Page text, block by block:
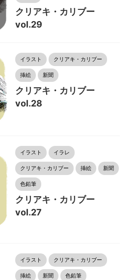
クリアキ・カリブー
vol.29
イラスト クリアキ・カリブー
挿絵 新聞
クリアキ・カリブー
vol.28
イラスト イラレ
クリアキ・カリブー 挿絵 新聞
色鉛筆
クリアキ・カリブー
vol.27
イラスト クリアキ・カリブー
挿絵 新聞 色鉛筆